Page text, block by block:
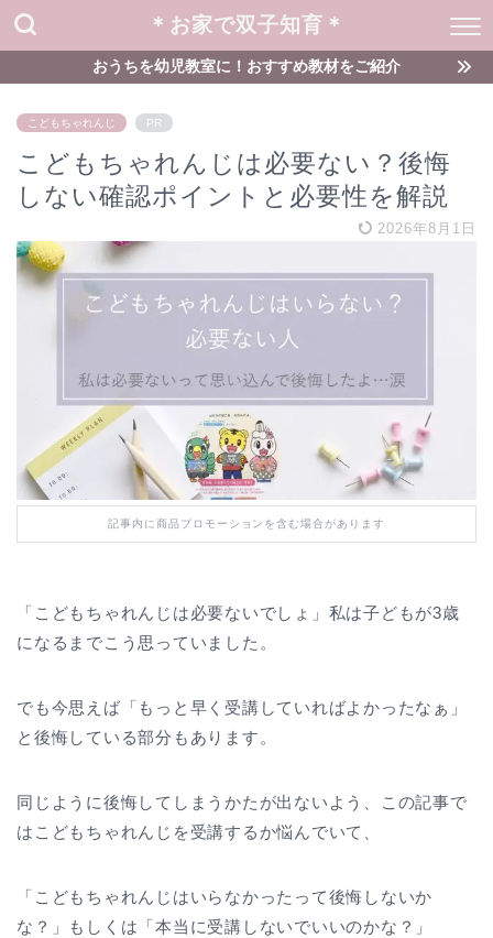
＊お家で双子知育＊
おうちを幼児教室に！おすすめ教材をご紹介
こどもちゃれんじ PR
こどもちゃれんじは必要ない？後悔
しない確認ポイントと必要性を解説
2026年8月1日
記事内に商品プロモーションを含む場合があります
「こどもちゃれんじは必要ないでしょ」私は子どもが3歳
になるまでこう思っていました。
でも今思えば「もっと早く受講していればよかったなぁ」
と後悔している部分もあります。
同じように後悔してしまうかたが出ないよう、この記事で
はこどもちゃれんじを受講するか悩んでいて、
「こどもちゃれんじはいらなかったって後悔しないか
な？」もしくは「本当に受講しないでいいのかな？」